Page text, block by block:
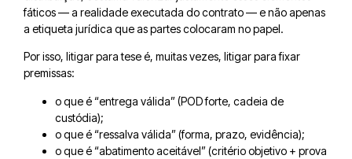
fáticos — a realidade executada do contrato — e não apenas
a etiqueta jurídica que as partes colocaram no papel.
Por isso, litigar para tese é, muitas vezes, litigar para fixar
premissas:
o que é “entrega válida” (POD forte, cadeia de
custódia);
o que é “ressalva válida” (forma, prazo, evidência);
o que é “abatimento aceitável” (critério objetivo + prova